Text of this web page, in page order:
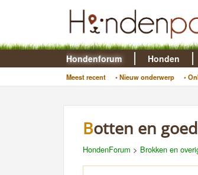
Hondenforum
Meest recent • Nieuw onderwerp •
Honden
Botten en
HondenForum > Brokken en